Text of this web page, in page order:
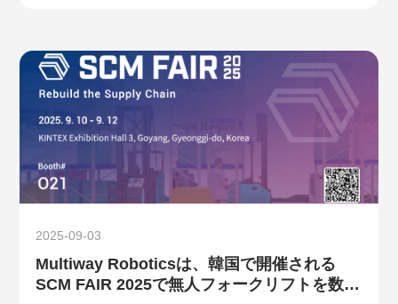
2025-09-03
Multiway Roboticsは、韓国で開催される
SCM FAIR 2025で無人フォークリフトを数台